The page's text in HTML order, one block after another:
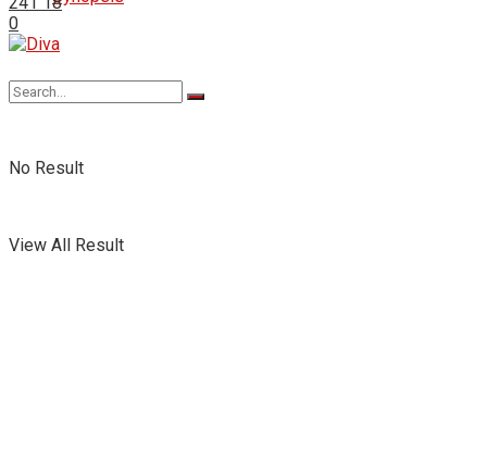
No Result
View All Result
0